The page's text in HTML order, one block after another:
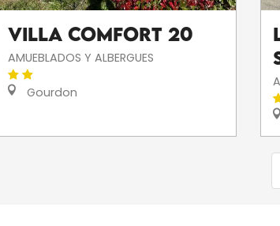
Villa COMFORT 20
AMUEBLADOS Y ALBERGUES
Gourdon